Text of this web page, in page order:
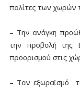
πολίτες των χωρών
– Την ανάγκη
την προβολή της
προορισμού στις
– Τον εξωραϊσμό